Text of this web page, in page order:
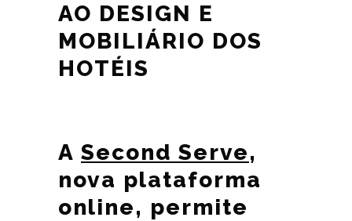
AO DESIGN E
MOBILIÁRIO DOS
HOTÉIS
A Second Serve,
nova plataforma
online, permite